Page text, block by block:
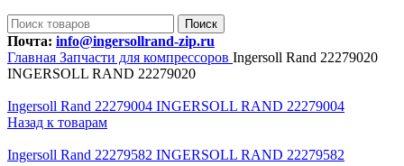
Поиск
Почта: info@ingersollrand-zip.ru
Главная Запчасти для компрессоров Ingersoll Rand 22279020
INGERSOLL RAND 22279020
Ingersoll Rand 22279004 INGERSOLL RAND 22279004
Назад к товарам
Ingersoll Rand 22279582 INGERSOLL RAND 22279582